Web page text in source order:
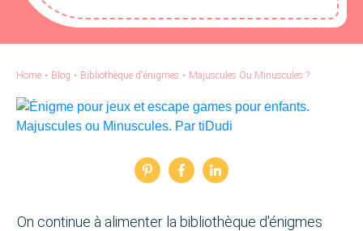
Home • Blog • Bibliothèque d'énigmes • Majuscules Ou Minuscules ?
On continue à alimenter la bibliothèque d'énigmes